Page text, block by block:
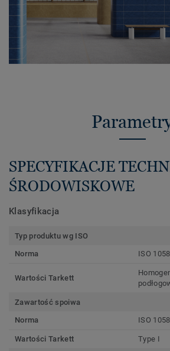
SPECYFIKACJE
ŚRODOWISKOWE
Klasyfikacja
Typ produktu wg ISO
Norma
ISO
Wartości Tarkett
Zawartość spoiwa
Norma
ISO
Wartości Tarkett Type I